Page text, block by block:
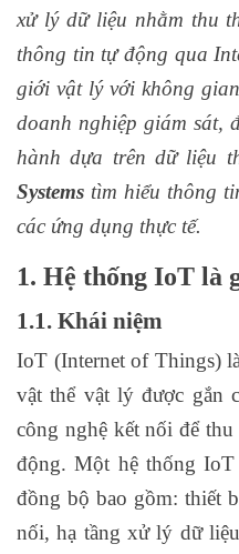
xử lý dữ liệu nhằm thu
thông tin tự động qua
giới vật lý với không
doanh nghiệp giám sát,
hành dựa trên dữ liệu
Systems tìm hiểu thông
các ứng dụng thực tế.
1. Hệ thống IoT là
1.1. Khái niệm
IoT (Internet of Things)
vật thể vật lý được gắn
công nghệ kết nối để
động. Một hệ thống
đồng bộ bao gồm: thiết
nối, hạ tầng xử lý dữ